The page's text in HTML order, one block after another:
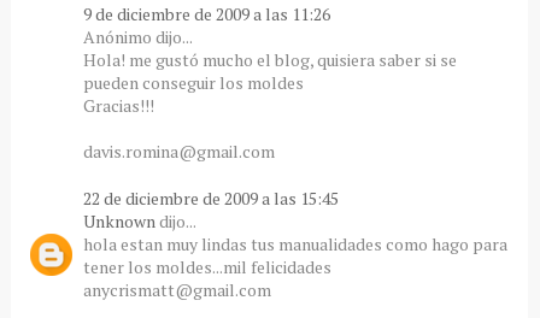
9 de diciembre de 2009 a las 11:26
Anónimo dijo...
Hola! me gustó mucho el blog, quisiera saber si se
pueden conseguir los moldes
Gracias!!!
davis.romina@gmail.com
22 de diciembre de 2009 a las 15:45
Unknown dijo...
hola estan muy lindas tus manualidades como hago para
tener los moldes...mil felicidades
anycrismatt@gmail.com